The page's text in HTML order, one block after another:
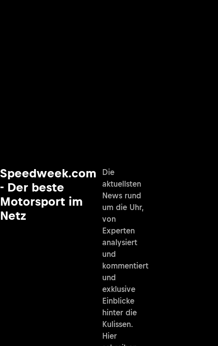
Speedweek.com
- Der beste
Motorsport im
Netz
Die
aktuellsten
News rund
um die Uhr,
von
Experten
analysiert
und
kommentiert
und
exklusive
Einblicke
hinter die
Kulissen.
Hier